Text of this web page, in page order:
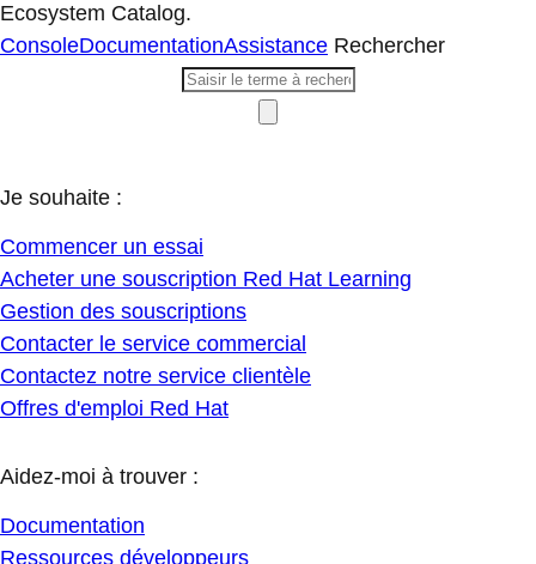
Ecosystem Catalog.
ConsoleDocumentationAssistance Rechercher
Je souhaite :
Commencer un essai
Acheter une souscription Red Hat Learning
Gestion des souscriptions
Contacter le service commercial
Contactez notre service clientèle
Offres d'emploi Red Hat
Aidez-moi à trouver :
Documentation
Ressources développeurs